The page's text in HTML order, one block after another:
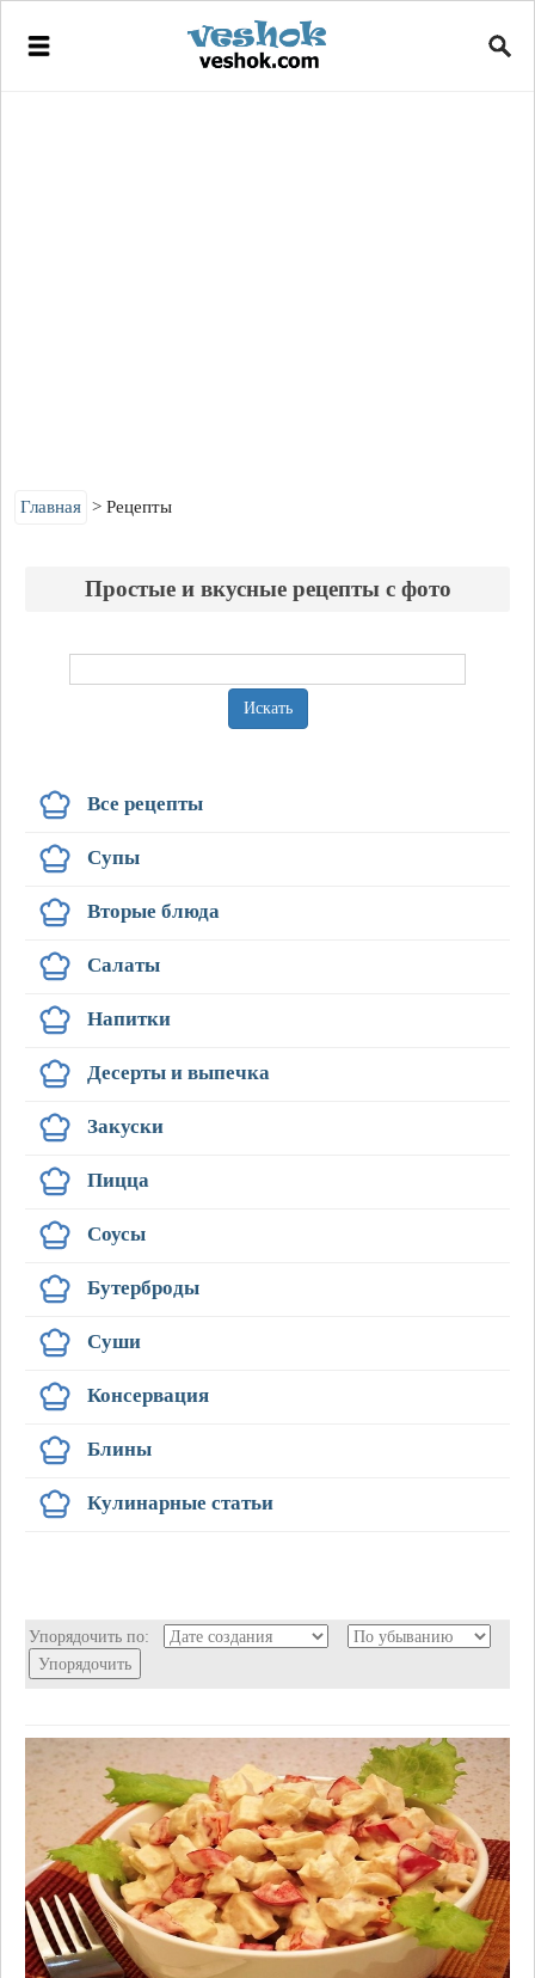
Главная Рецепты
Простые и вкусные рецепты с фото
Искать
Все рецепты
Супы
Вторые блюда
Салаты
Напитки
Десерты и выпечка
Закуски
Пицца
Соусы
Бутерброды
Суши
Консервация
Блины
Кулинарные статьи
Упорядочить по:
Упорядочить